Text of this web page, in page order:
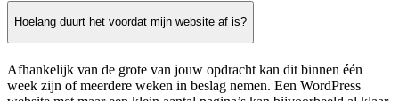
Hoelang duurt het voordat mijn website af is?
Afhankelijk van de grote van jouw opdracht kan dit binnen één
week zijn of meerdere weken in beslag nemen. Een WordPress